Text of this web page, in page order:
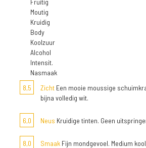
Moutig
Kruidig
Body
Koolzuur
Alcohol
Intensit.
Nasmaak
8,5
Zicht Een mooie moussige
bijna volledig wit.
6,0 Neus Kruidige tinten. Geen
8,0 Smaak Fijn mondgevoel. Medium